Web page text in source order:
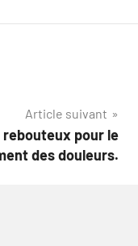
Article suivant
rebouteux pour le
des douleurs.